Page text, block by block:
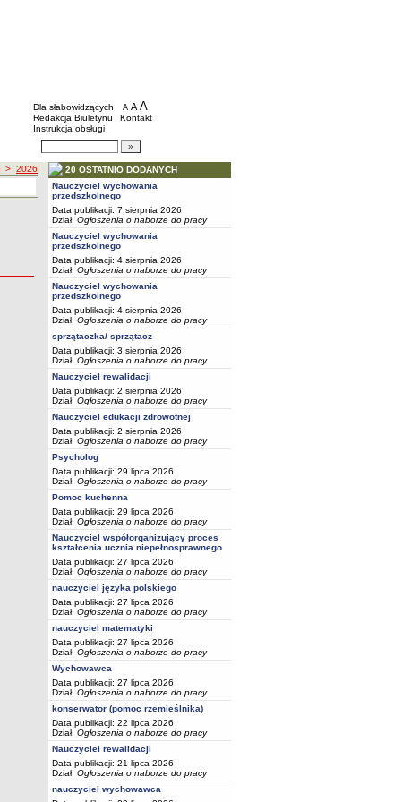
BIP - Szkoły i placówki wychowawcze
Menu dodatkowe
Dla słabowidzących A pomniejsz czcionkę
A standardowy rozmiar czcionki
A
Redakcja Biuletynu
Kontakt
Instrukcja obsługi
Wyszukiwarka artykułów
> 2026
20 OSTATNIO DODANYCH
Nauczyciel wychowania
przedszkolnego
Data publikacji: 7 sierpnia 2026
Dział: Ogłoszenia o naborze do pracy
Nauczyciel wychowania
przedszkolnego
Data publikacji: 4 sierpnia 2026
Dział: Ogłoszenia o naborze do pracy
Nauczyciel wychowania
przedszkolnego
Data publikacji: 4 sierpnia 2026
Dział: Ogłoszenia o naborze do pracy
sprzątaczka/ sprzątacz
Data publikacji: 3 sierpnia 2026
Dział: Ogłoszenia o naborze do pracy
Nauczyciel rewalidacji
Data publikacji: 2 sierpnia 2026
Dział: Ogłoszenia o naborze do pracy
Nauczyciel edukacji zdrowotnej
Data publikacji: 2 sierpnia 2026
Dział: Ogłoszenia o naborze do pracy
Psycholog
Data publikacji: 29 lipca 2026
Dział: Ogłoszenia o naborze do pracy
Pomoc kuchenna
Data publikacji: 29 lipca 2026
Dział: Ogłoszenia o naborze do pracy
Nauczyciel współorganizujący proces
kształcenia ucznia niepełnosprawnego
Data publikacji: 27 lipca 2026
Dział: Ogłoszenia o naborze do pracy
nauczyciel języka polskiego
Data publikacji: 27 lipca 2026
Dział: Ogłoszenia o naborze do pracy
nauczyciel matematyki
Data publikacji: 27 lipca 2026
Dział: Ogłoszenia o naborze do pracy
Wychowawca
Data publikacji: 27 lipca 2026
Dział: Ogłoszenia o naborze do pracy
konserwator (pomoc rzemieślnika)
Data publikacji: 22 lipca 2026
Dział: Ogłoszenia o naborze do pracy
Nauczyciel rewalidacji
Data publikacji: 21 lipca 2026
Dział: Ogłoszenia o naborze do pracy
nauczyciel wychowawca